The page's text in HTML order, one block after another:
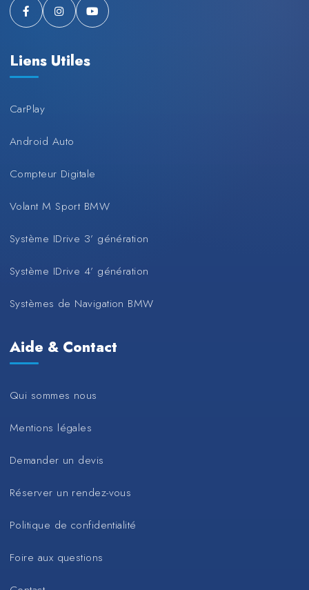
Liens Utiles
CarPlay
Android Auto
Compteur Digitale
Volant M Sport BMW
Système IDrive 3’ génération
Système IDrive 4’ génération
Systèmes de Navigation BMW
Aide & Contact
Qui sommes nous
Mentions légales
Demander un devis
Réserver un rendez-vous
Politique de confidentialité
Foire aux questions